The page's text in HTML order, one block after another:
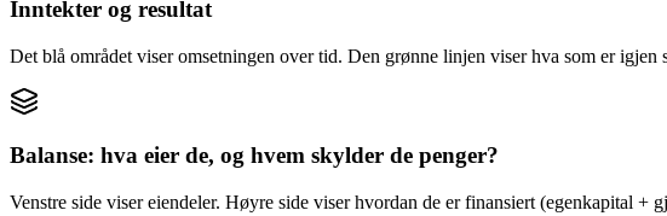
Inntekter og resultat
Det blå området viser omsetningen over tid. Den grønne linjen viser hva som er igjen
Balanse: hva eier de, og hvem skylder de penger?
Venstre side viser eiendeler. Høyre side viser hvordan de er finansiert (egenkapital +